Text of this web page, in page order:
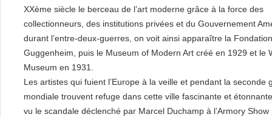
XXème siècle le berceau de l’art moderne grâce à la force des
collectionneurs, des institutions privées et du Gouvernement
durant l’entre-deux-guerres, on voit ainsi apparaître la
Guggenheim, puis le Museum of Modern Art créé en 1929 et le
Museum en 1931.
Les artistes qui fuient l’Europe à la veille et pendant la seconde
mondiale trouvent refuge dans cette ville fascinante et
vu le scandale déclenché par Marcel Duchamp à l’Armory Show